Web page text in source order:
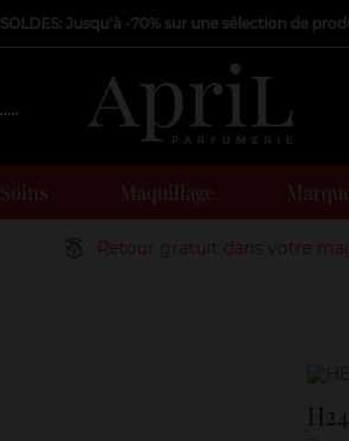
SOLDES: Jusqu'à -70% sur une sélection de
Soins Maquillage
Retour gratuit dans votre